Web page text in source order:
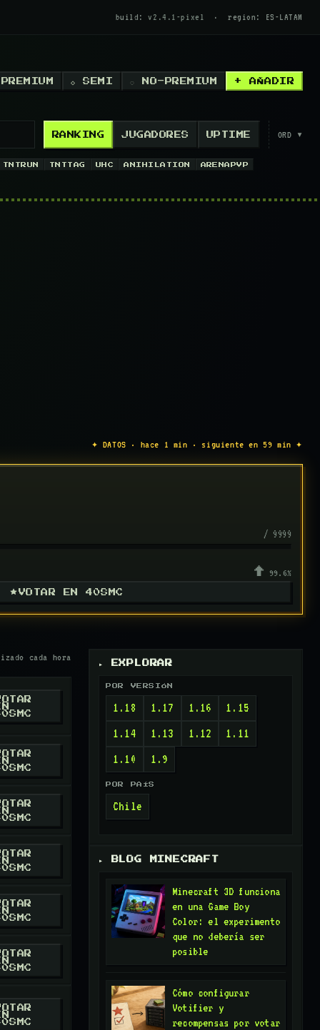
build: v2.4.1-pixel ·region: ES-LATAM
◇ SEMI ◌ NO-PREMIUM + AÑADIR
RANKING JUGADORES UPTIME ORD ▾
TNTRUN TNTTAG UHC ANIHILATION ARENAPVP
✦ DATOS · hace 1 min · siguiente en 59 min ✦
/ 9999
↑ 99.6%
VOTAR EN 40SMC
cada hora
▸ EXPLORAR
POR VERSIÓN
1.18 1.17 1.16
1.15
1.14
1.13 1.12
1.11
1.10
1.9
POR PAÍS
Chile
▸ BLOG MINECRAFT
Minecraft 3D funciona
en una Game Boy
Color: el experimento
que no debería ser
posible
Cómo configurar
Votifier y
recompensas por votar